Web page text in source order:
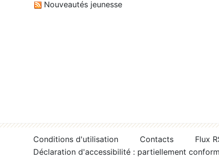
Nouveautés jeunesse
Conditions d'utilisation Contacts
Flux
Déclaration d'accessibilité : partiellement